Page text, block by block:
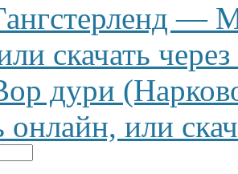
—
скачать
дури
онлайн, или